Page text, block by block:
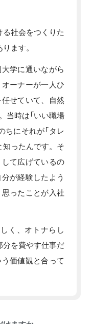
る社会をつくりた
ます。
学に通いながら
ーナーが一人ひ
せていて、自然
当時は「いい職場
ちにそれが「タレ
知ったんです。そ
て広げているの
が経験したよう
ったことが入社
く、オトナらし
分を費やす仕事だ
価値観と合って